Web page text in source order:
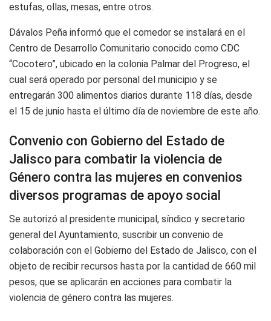
estufas, ollas, mesas, entre otros.
Dávalos Peña informó que el comedor se instalará en el
Centro de Desarrollo Comunitario conocido como CDC
“Cocotero”, ubicado en la colonia Palmar del Progreso, el
cual será operado por personal del municipio y se
entregarán 300 alimentos diarios durante 118 días, desde
el 15 de junio hasta el último día de noviembre de este año.
Convenio con Gobierno del Estado de
Jalisco para combatir la violencia de
Género contra las mujeres en convenios
diversos programas de apoyo social
Se autorizó al presidente municipal, síndico y secretario
general del Ayuntamiento, suscribir un convenio de
colaboración con el Gobierno del Estado de Jalisco, con el
objeto de recibir recursos hasta por la cantidad de 660 mil
pesos, que se aplicarán en acciones para combatir la
violencia de género contra las mujeres.